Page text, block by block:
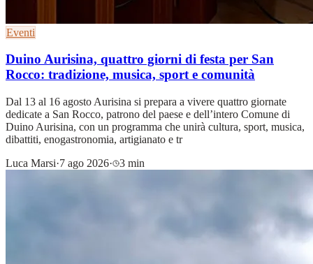
Eventi
Duino Aurisina, quattro giorni di festa per San
Rocco: tradizione, musica, sport e comunità
Dal 13 al 16 agosto Aurisina si prepara a vivere quattro giornate
dedicate a San Rocco, patrono del paese e dell’intero Comune di
Duino Aurisina, con un programma che unirà cultura, sport, musica,
dibattiti, enogastronomia, artigianato e tr
Luca Marsi·7 ago 2026· 3 min